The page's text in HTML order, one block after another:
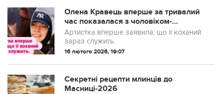
Олена Кравець вперше за тривалий
час показалася з чоловіком-
військовим і розплакалася від
сюрпризу
Артистка вперше заявила, що її коханий
зараз служить.
16 лютого 2026, 19:07
Секретні рецепти млинців до
Масниці-2026